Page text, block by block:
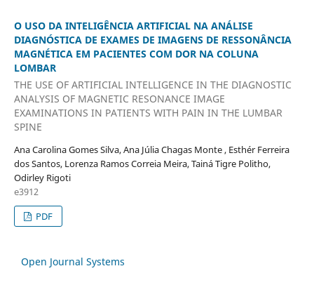
O USO DA INTELIGÊNCIA ARTIFICIAL NA ANÁLISE
DIAGNÓSTICA DE EXAMES DE IMAGENS DE RESSONÂNCIA
MAGNÉTICA EM PACIENTES COM DOR NA COLUNA
LOMBAR
THE USE OF ARTIFICIAL INTELLIGENCE IN THE DIAGNOSTIC
ANALYSIS OF MAGNETIC RESONANCE IMAGE
EXAMINATIONS IN PATIENTS WITH PAIN IN THE LUMBAR
SPINE
Ana Carolina Gomes Silva, Ana Júlia Chagas Monte , Esthér Ferreira
dos Santos, Lorenza Ramos Correia Meira, Tainá Tigre Politho,
Odirley Rigoti
e3912
PDF
Open Journal Systems